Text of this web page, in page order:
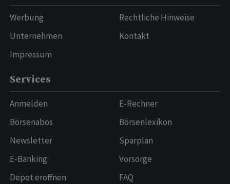
Werbung
Unternehmen
Impressum
Rechtliche Hinweise
Kontakt
Services
Anmelden
Börsenabos
Newsletter
E-Banking
Depot eröffnen
E-Rechner
Börsenlexikon
Sparplan
Vorsorge
FAQ